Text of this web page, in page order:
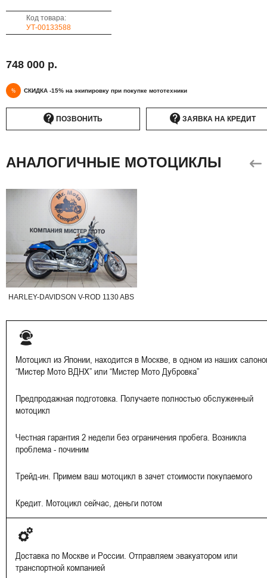
Код товара:
УТ-00133588
748 000 р.
% СКИДКА -15% на экипировку при покупке мототехники
ПОЗВОНИТЬ ЗАЯВКА НА КРЕДИТ
АНАЛОГИЧНЫЕ МОТОЦИКЛЫ
HARLEY-DAVIDSON V-ROD 1130 ABS
Мотоцикл из Японии, находится в Москве, в одном из наших
“Мистер Мото ВДНХ” или “Мистер Мото Дубровка”
Предпродажная подготовка. Получаете полностью обслуженный
мотоцикл
Честная гарантия 2 недели без ограничения пробега. Возникла
проблема - починим
Трейд-ин. Примем ваш мотоцикл в зачет стоимости покупаемого
Кредит. Мотоцикл сейчас, деньги потом
Доставка по Москве и России. Отправляем эвакуатором или
транспортной компанией